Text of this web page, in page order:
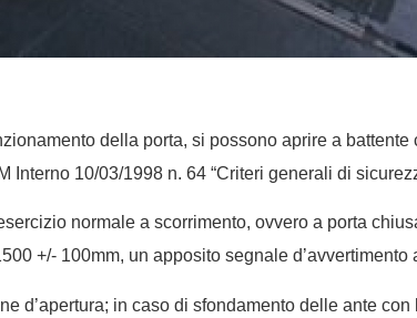
della porta, si possono aprire a
Interno 10/03/1998 n. 64 “Criteri generali di
normale a scorrimento, ovvero a porta
+/- 100mm, un apposito segnale d’avvertimento
d’apertura; in caso di sfondamento delle ante